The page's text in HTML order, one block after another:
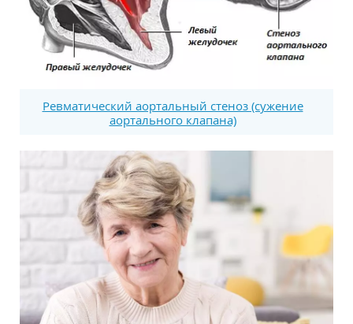
Ревматический аортальный стеноз (сужение
аортального клапана)